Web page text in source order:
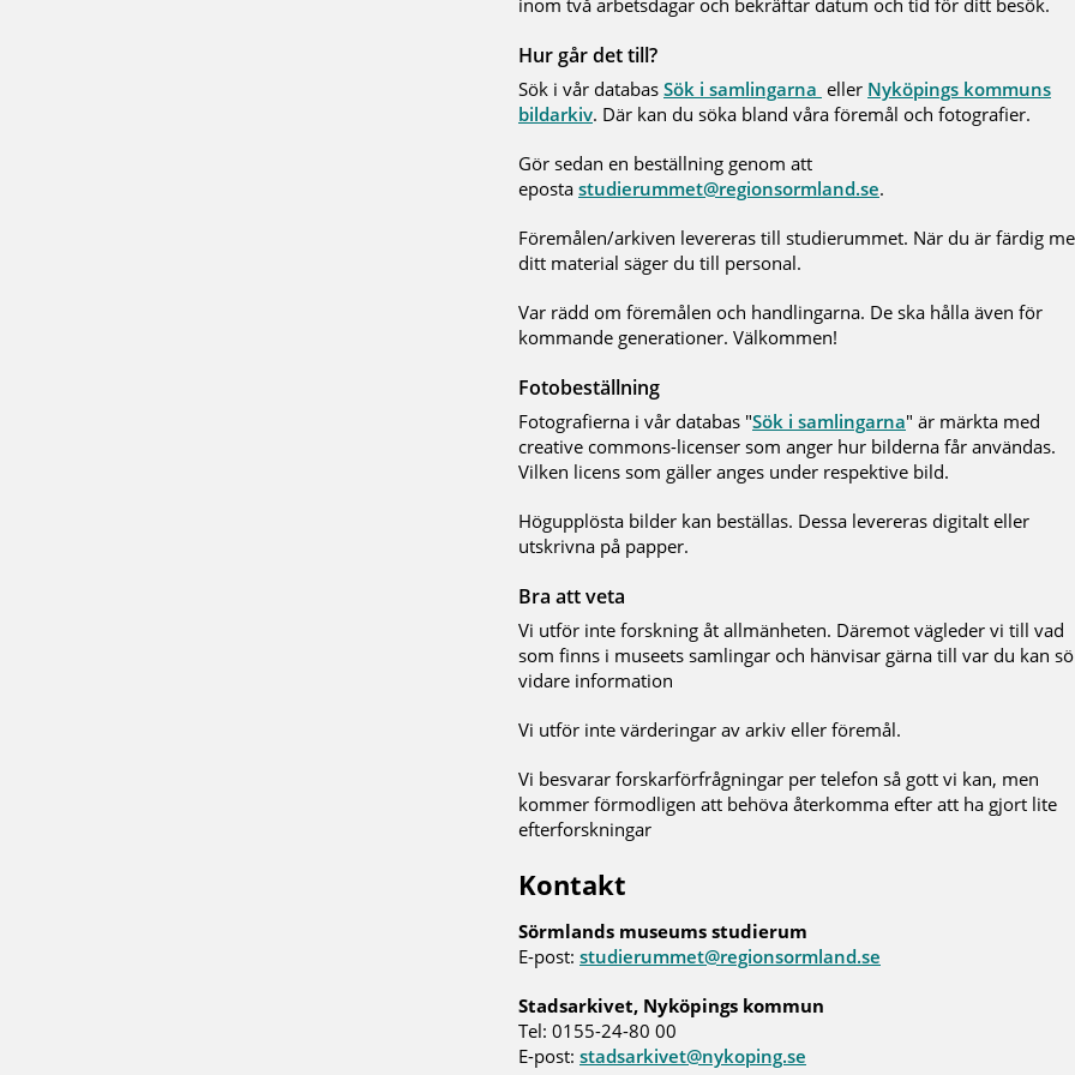
Hur går det till?
Sök i vår databas Sök i samlingarna eller Nyköpings kommuns
bildarkiv. Där kan du söka bland våra föremål och fotografier.
Gör sedan en beställning genom att
eposta studierummet@regionsormland.se.
Föremålen/arkiven levereras till studierummet. När du är färdig
ditt material säger du till personal.
Var rädd om föremålen och handlingarna. De ska hålla även för
kommande generationer. Välkommen!
Fotobeställning
Fotografierna i vår databas "Sök i samlingarna" är märkta med
creative commons-licenser som anger hur bilderna får användas.
Vilken licens som gäller anges under respektive bild.
Högupplösta bilder kan beställas. Dessa levereras digitalt eller
utskrivna på papper.
Bra att veta
Vi utför inte forskning åt allmänheten. Däremot vägleder vi till vad
som finns i museets samlingar och hänvisar gärna till var du kan
vidare information
Vi utför inte värderingar av arkiv eller föremål.
Vi besvarar forskarförfrågningar per telefon så gott vi kan, men
kommer förmodligen att behöva återkomma efter att ha gjort lite
efterforskningar
Kontakt
Sörmlands museums studierum
E-post: studierummet@regionsormland.se
Stadsarkivet, Nyköpings kommun
Tel: 0155-24-80 00
E-post: stadsarkivet@nykoping.se